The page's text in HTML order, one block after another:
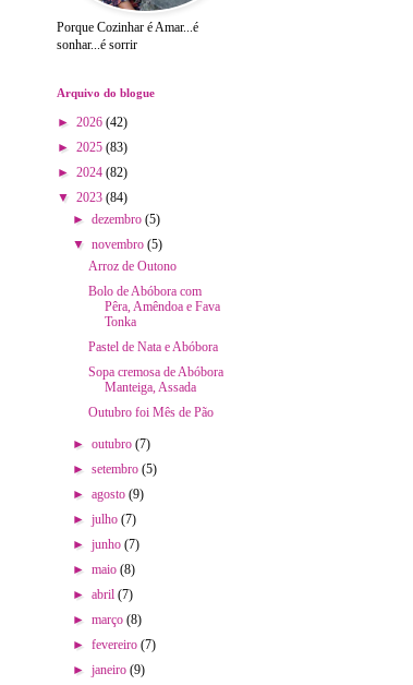
Porque Cozinhar é Amar...é
sonhar...é sorrir
Arquivo do blogue
► 2026 (42)
► 2025 (83)
► 2024 (82)
▼ 2023 (84)
► dezembro (5)
▼ novembro (5)
Arroz de Outono
Bolo de Abóbora com
Pêra, Amêndoa e Fava
Tonka
Pastel de Nata e Abóbora
Sopa cremosa de Abóbora
Manteiga, Assada
Outubro foi Mês de Pão
► outubro (7)
► setembro (5)
► agosto (9)
► julho (7)
► junho (7)
► maio (8)
► abril (7)
► março (8)
► fevereiro (7)
► janeiro (9)